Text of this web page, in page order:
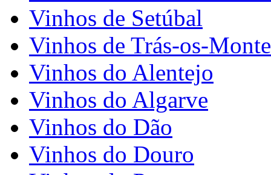
Vinhos de Setúbal
Vinhos de Trás-os-
Vinhos do Alentejo
Vinhos do Algarve
Vinhos do Dão
Vinhos do Douro